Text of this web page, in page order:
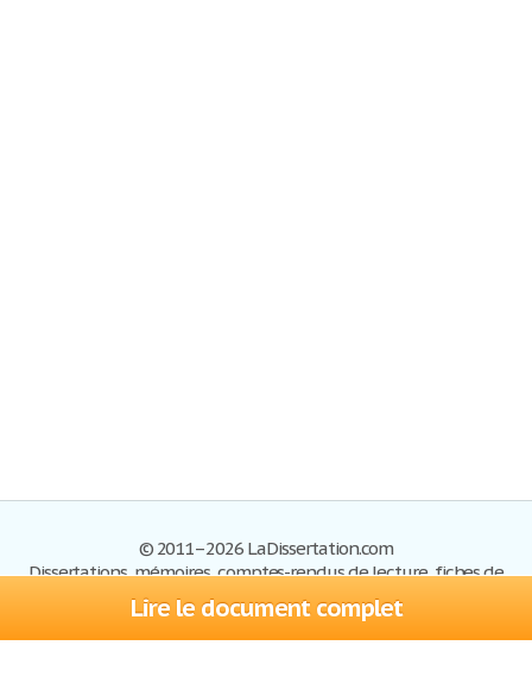
Lire le document complet
© 2011–2026 LaDissertation.com
Dissertations, mémoires, comptes-rendus de lecture, fiches de
lectures, exemples du BAC